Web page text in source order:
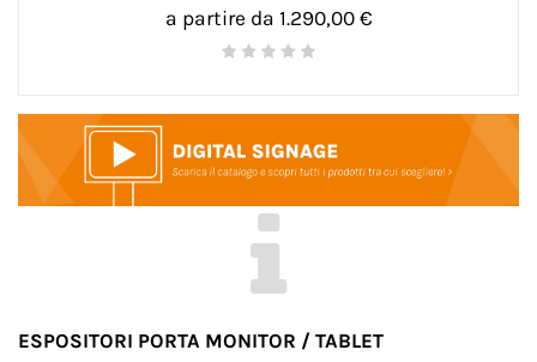
a partire da 1.290,00 €
ESPOSITORI PORTA MONITOR / TABLET